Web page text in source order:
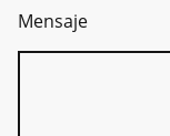
Mensaje